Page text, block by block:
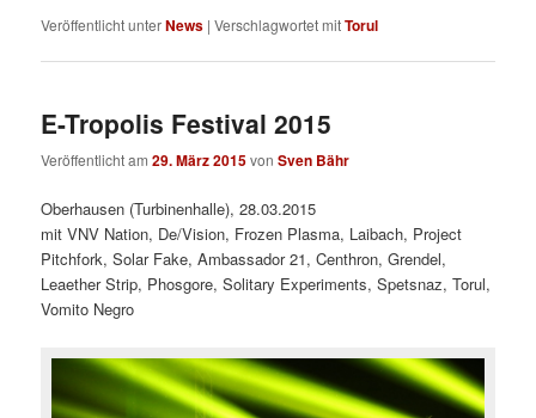
Veröffentlicht unterNews |Verschlagwortet mitTorul
E-Tropolis Festival 2015
Veröffentlicht am29. März 2015vonSven Bähr
Oberhausen (Turbinenhalle), 28.03.2015
mit VNV Nation, De/Vision, Frozen Plasma, Laibach, Project
Pitchfork, Solar Fake, Ambassador 21, Centhron, Grendel,
Leaether Strip, Phosgore, Solitary Experiments, Spetsnaz, Torul,
Vomito Negro